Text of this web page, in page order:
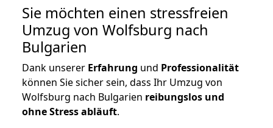
Sie möchten einen stressfreien
Umzug von Wolfsburg nach
Bulgarien
Dank unserer Erfahrung und Professionalität
können Sie sicher sein, dass Ihr Umzug von
Wolfsburg nach Bulgarien reibungslos und
ohne Stress abläuft.